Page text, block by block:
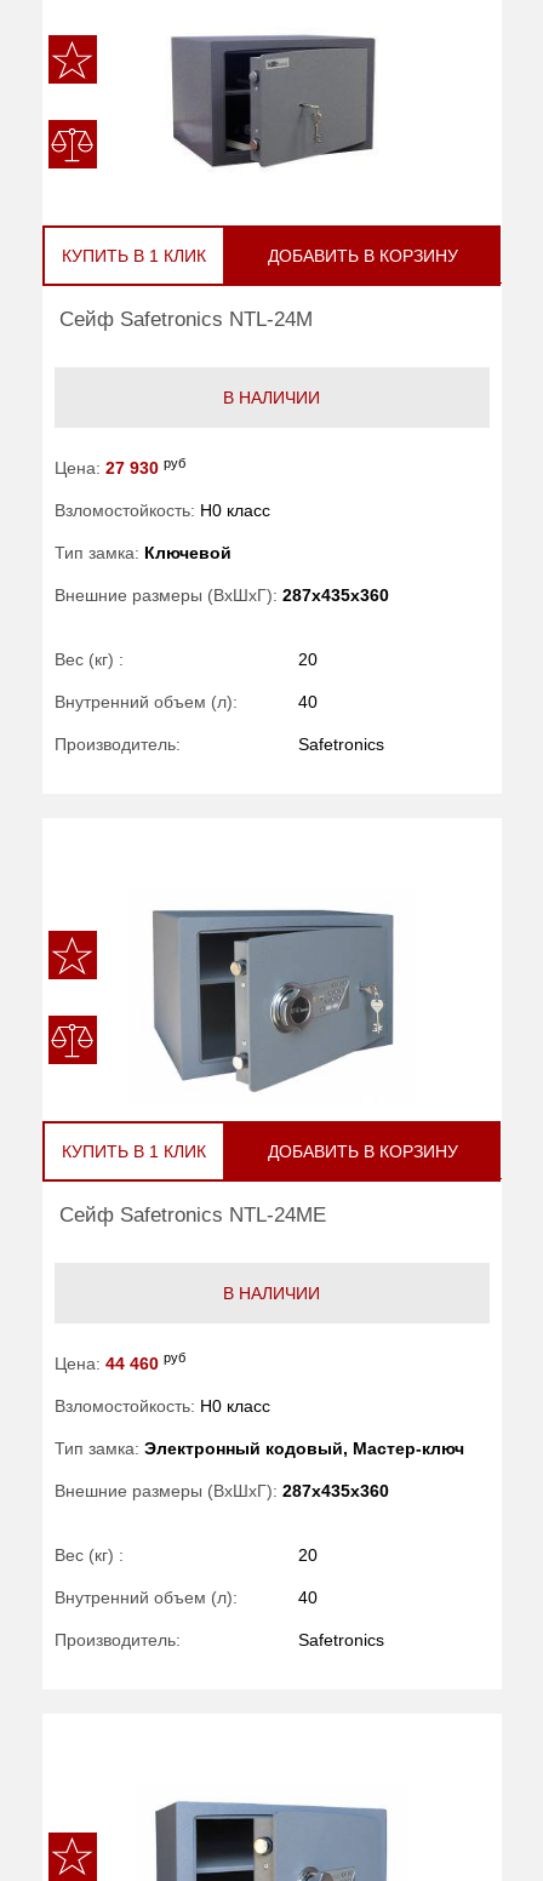
КУПИТЬ В 1 КЛИК ДОБАВИТЬ В КОРЗИНУ
Сейф Safetronics NTL-24M
В НАЛИЧИИ
Цена: 27 930 руб
Взломостойкость: H0 класс
Тип замка: Ключевой
Внешние размеры (ВхШхГ): 287x435x360
Вес (кг) : 20
Внутренний объем (л): 40
Производитель: Safetronics
КУПИТЬ В 1 КЛИК ДОБАВИТЬ В КОРЗИНУ
Сейф Safetronics NTL-24ME
В НАЛИЧИИ
Цена: 44 460 руб
Взломостойкость: H0 класс
Тип замка: Электронный кодовый, Мастер-ключ
Внешние размеры (ВхШхГ): 287x435x360
Вес (кг) : 20
Внутренний объем (л): 40
Производитель: Safetronics